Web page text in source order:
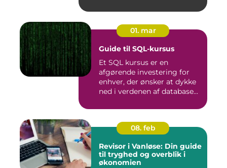
01. mar
Guide til SQL-kursus
Et SQL kursus er en
afgørende investering for
enhver, der ønsker at dykke
ned i verdenen af database...
08. feb
Revisor i Vanløse: Din guide
til tryghed og overblik i
økonomien